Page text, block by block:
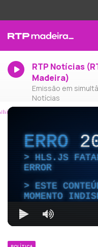
RTP Notícias
Madeira)
Emissão em
Notícias
ERRO
HLS.JS
ERROR
ESTE
MOMENTO